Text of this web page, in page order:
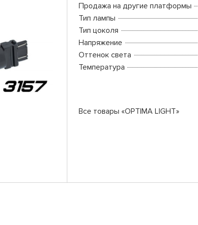
Продажа на другие платформы
Тип лампы
Тип цоколя
Напряжение
Оттенок света
Температура
Все товары «OPTIMA LIGHT»